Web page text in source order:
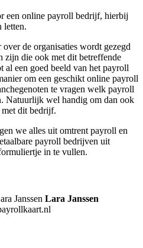
een online payroll bedrijf, hierbij
letten.
de organisaties wordt gezegd
zijn die ook met dit betreffende
al een goed beeld van het payroll
om een geschikt online payroll
te vragen welk payroll
Natuurlijk wel handig om dan ook
dit bedrijf.
we alles uit omtrent payroll en
payroll bedrijven uit
in te vullen.
Lara Janssen